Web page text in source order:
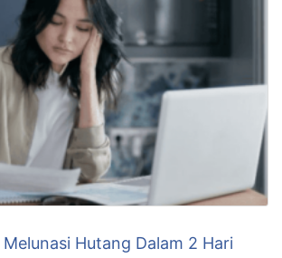
Hutang Dalam 2 Hari